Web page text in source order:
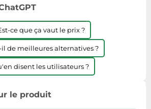
ce que ça vaut le prix ?
il de meilleures alternatives ?
disent les utilisateurs ?
le produit